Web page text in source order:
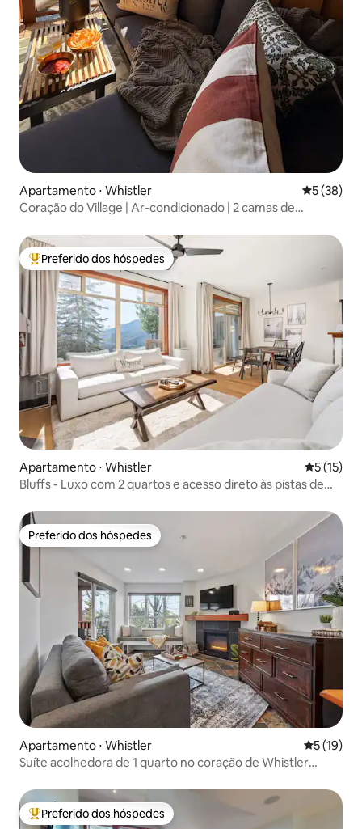
Apartamento ⋅ Whistler 5 de uma
5 (38)
Coração do Village | Ar-condicionado | 2 camas de
Entre os melhores preferidos dos hóspedes
Preferido dos hóspedes
Apartamento ⋅ Whistler 5 de uma
5 (15)
Bluffs - Luxo com 2 quartos e acesso direto às pistas de
Preferido dos hóspedes
Preferido dos hóspedes
Apartamento ⋅ Whistler 5 de uma
5 (19)
Suíte acolhedora de 1 quarto no coração de Whistler
Entre os melhores preferidos dos hóspedes
Preferido dos hóspedes